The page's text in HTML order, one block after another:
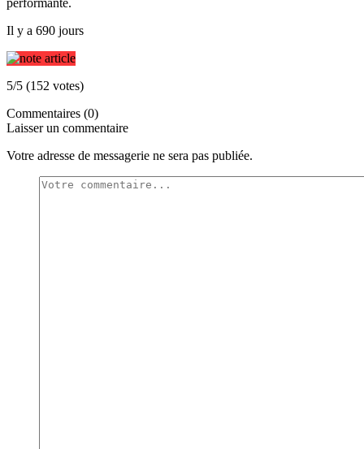
Il y a 690 jours
5/5 (152 votes)
Commentaires (0)
Laisser un commentaire
Votre adresse de messagerie ne sera pas publiée.